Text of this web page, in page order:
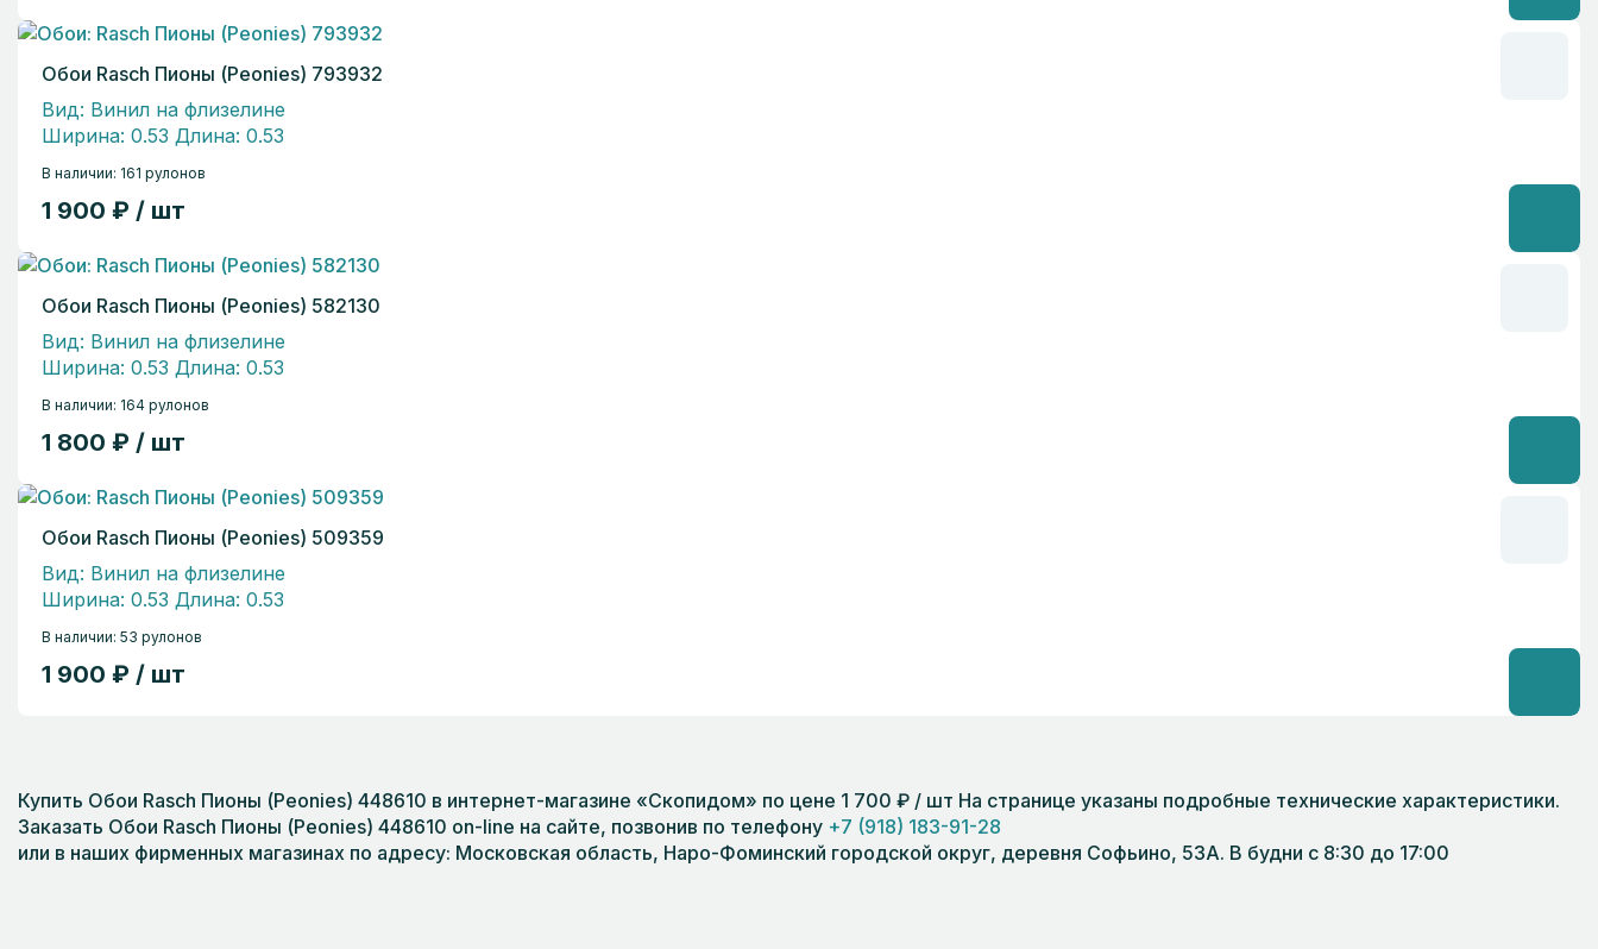
Обои Rasch Пионы (Peonies) 793932
Вид: Винил на флизелине
Ширина: 0.53 Длина: 0.53
В наличии: 161 рулонов
1 900 ₽ / шт
Обои Rasch Пионы (Peonies) 582130
Вид: Винил на флизелине
Ширина: 0.53 Длина: 0.53
В наличии: 164 рулонов
1 800 ₽ / шт
Обои Rasch Пионы (Peonies) 509359
Вид: Винил на флизелине
Ширина: 0.53 Длина: 0.53
В наличии: 53 рулонов
1 900 ₽ / шт
Купить Обои Rasch Пионы (Peonies) 448610 в интернет-магазине «Скопидом» по цене 1 700 ₽ / шт На странице указаны подробные технические характеристики.
Заказать Обои Rasch Пионы (Peonies) 448610 on-line на сайте, позвонив по телефону +7 (918) 183-91-28
или в наших фирменных магазинах по адресу: Московская область, Наро-Фоминский городской округ, деревня Софьино, 53А. В будни с 8:30 до 17:00